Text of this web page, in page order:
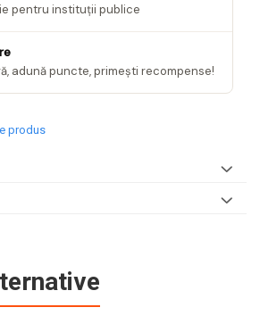
pentru instituții publice
adună puncte, primești recompense!
produs